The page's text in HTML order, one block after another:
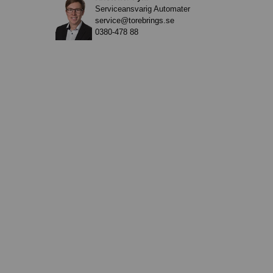
Serviceansvarig Automater
service@torebrings.se
0380-478 88